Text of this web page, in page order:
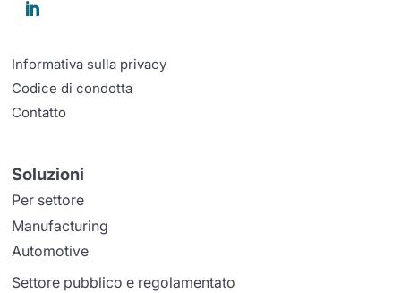

Informativa sulla privacy
Codice di condotta
Contatto
Soluzioni
Per settore
Manufacturing
Automotive
Settore pubblico e regolamentato